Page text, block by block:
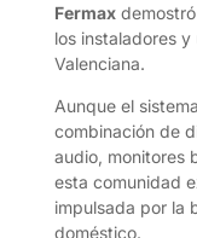
Fermaxdemostró
los instaladores
Valenciana.
Aunque el
combinación de
audio, monitores
esta comunidad
impulsada por la
doméstico.